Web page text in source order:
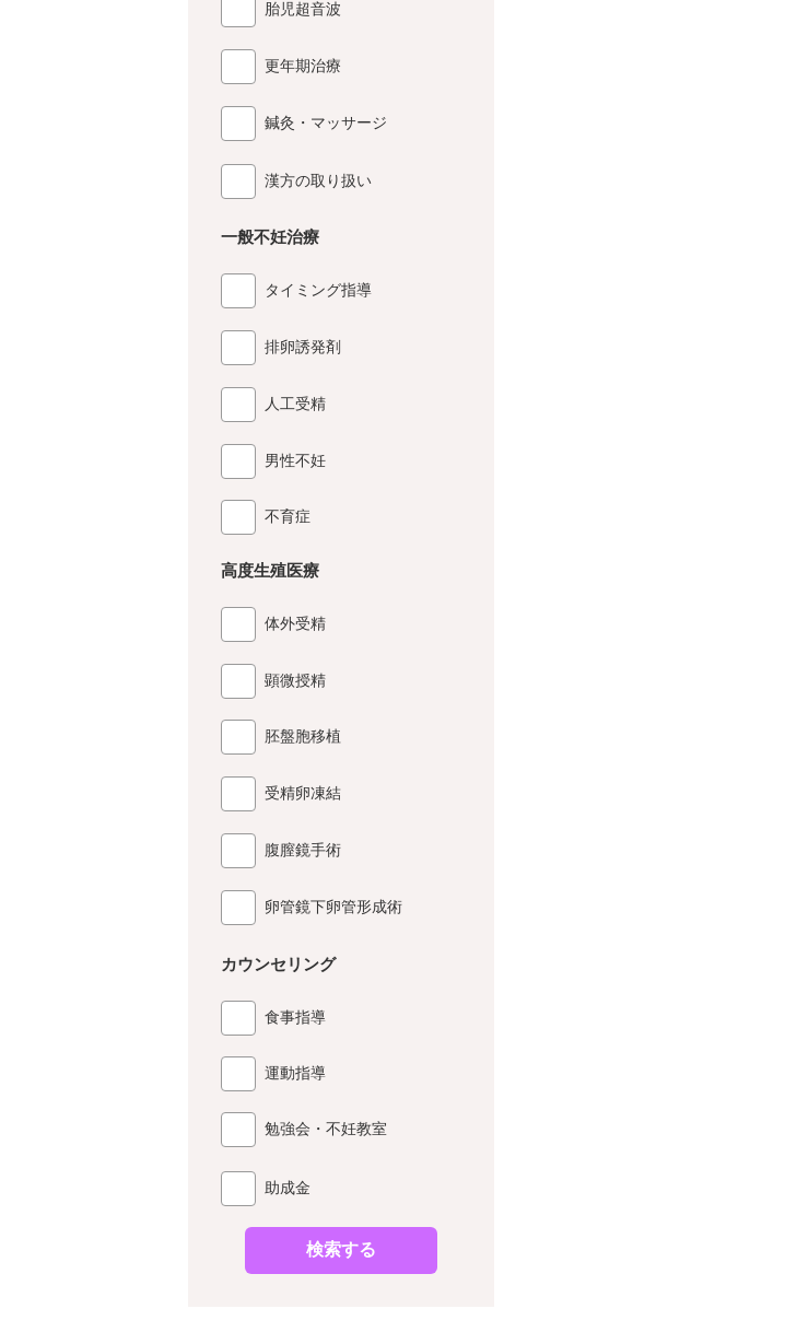
胎児超音波
更年期治療
鍼灸・マッサージ
漢方の取り扱い
一般不妊治療
タイミング指導
排卵誘発剤
人工受精
男性不妊
不育症
高度生殖医療
体外受精
顕微授精
胚盤胞移植
受精卵凍結
腹膣鏡手術
卵管鏡下卵管形成術
カウンセリング
食事指導
運動指導
勉強会・不妊教室
助成金
検索する